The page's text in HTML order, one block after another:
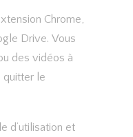
Chrome,
Drive. Vous
des vidéos à
quitter le
d’utilisation et